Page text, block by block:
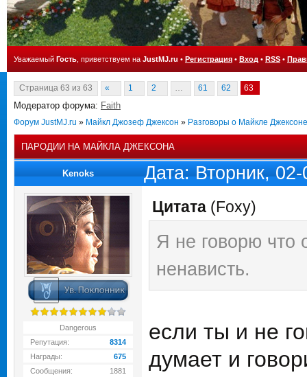
Уважаемый Гость , приветствуем на JustMJ.ru • Регистрация • Вход • RSS •
Страница 63 из 63 « 1 2 … 61 62 63
Модератор форума: Faith
Форум JustMJ.ru » Майкл Джозеф Джексон » Разговоры о Майкле Джексоне
ПАРОДИИ НА МАЙКЛА ДЖЕКСОНА
Kenoks Дата: Вторник,
Dangerous
Репутация:
8314
Награды:
675
Сообщения:
1881
Цитата (Foxy)
Я не говорю что
ненависть.
если ты и не
думает и